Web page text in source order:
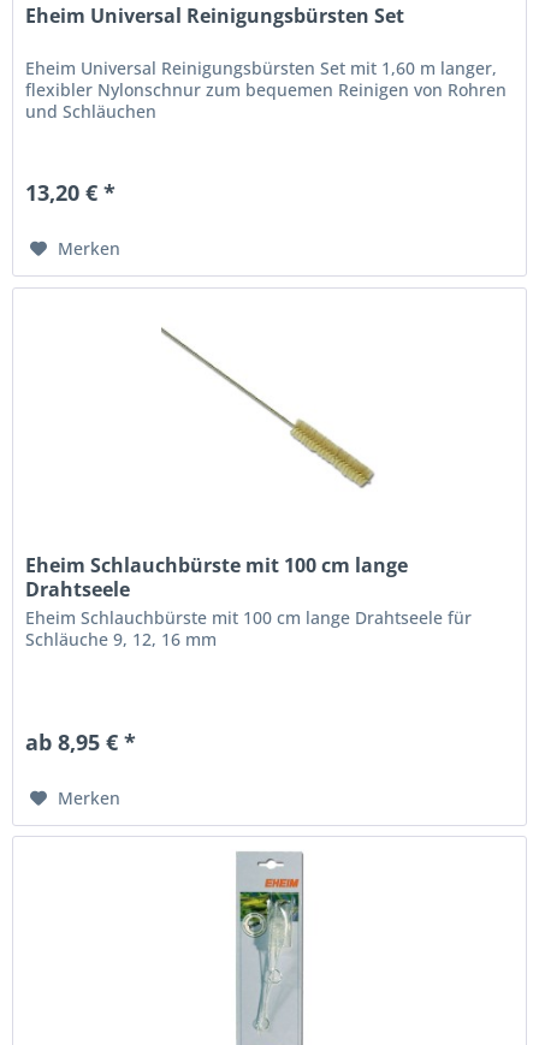
Eheim Universal Reinigungsbürsten Set
Eheim Universal Reinigungsbürsten Set mit 1,60 m langer,
flexibler Nylonschnur zum bequemen Reinigen von Rohren
und Schläuchen
13,20 € *
Merken
Eheim Schlauchbürste mit 100 cm lange
Drahtseele
Eheim Schlauchbürste mit 100 cm lange Drahtseele für
Schläuche 9, 12, 16 mm
ab 8,95 € *
Merken